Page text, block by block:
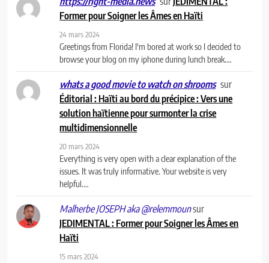
Former pour Soigner les Âmes en Haïti
24 mars 2024
Greetings from Florida! I'm bored at work so I decided to
browse your blog on my iphone during lunch break.…
whats a good movie to watch on shrooms sur
Éditorial : Haïti au bord du précipice : Vers une
solution haïtienne pour surmonter la crise
multidimensionnelle
20 mars 2024
Everything is very open with a clear explanation of the
issues. It was truly informative. Your website is very
helpful.…
Malherbe JOSEPH aka @relemmounsur
JEDIMENTAL : Former pour Soigner les Âmes en
Haïti
15 mars 2024